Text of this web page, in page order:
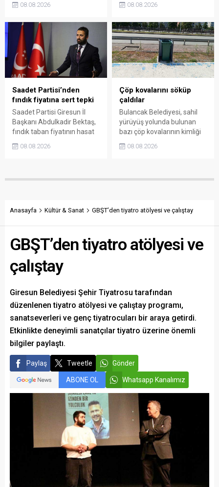
kavgada A.E. ayağından
bölgede kısa süreli panik
yaşanırken polis geniş çaplı
soruşturma başlattı.
08.08.2026
belirgin biçimde yüksek
Valiliği, Tarım ve Orman İl
Müdürlüğü ile ilgili kurumları
denetime çağırdı. Akdoğan,
yüzde 50’ye ulaşan fiyat
farklarının araştırılması
gerektiğini söyledi.
08.08.2026
Saadet Partisi’nden
fındık fiyatına sert tepki
Saadet Partisi Giresun İl
Başkanı Abdulkadir Bektaş,
fındık taban fiyatının hasat
açıklanmamasına tepki
belirterek üreticiyi memnun
savundu.
08.08.2026
Çöp kovalarını söküp
çaldılar
Bulancak Belediyesi, sahil
yürüyüş yolunda bulunan
bazı çöp kovalarının kimliği
sökülerek çalındığını açıkladı.
vatandaşlardan ihbar
08.08.2026
Anasayfa Kültür & Sanat GBŞT’den tiyatro atölyesi ve çalıştay
GBŞT’den tiyatro atölyesi ve
çalıştay
Giresun Belediyesi Şehir Tiyatrosu tarafından
düzenlenen tiyatro atölyesi ve çalıştay programı,
sanatseverleri ve genç tiyatrocuları bir araya getirdi.
Etkinlikte deneyimli sanatçılar tiyatro üzerine önemli
bilgiler paylaştı.
Paylaş Tweetle Gönder
ABONE OL Whatsapp Kanalımız